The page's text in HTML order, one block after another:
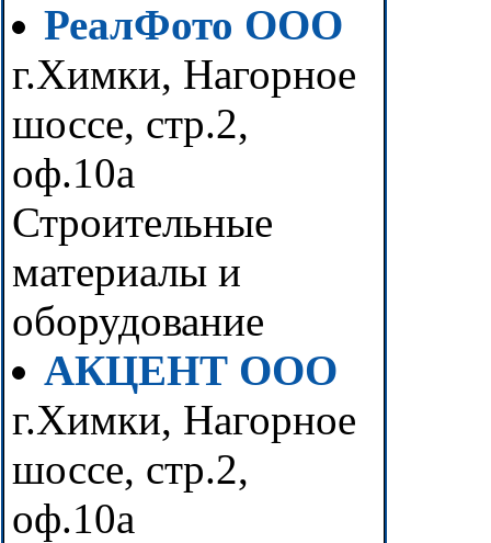
РеалФото ООО
г.Химки, Нагорное
шоссе, стр.2,
оф.10а
Строительные
материалы и
оборудование
АКЦЕНТ ООО
г.Химки, Нагорное
шоссе, стр.2,
оф.10а